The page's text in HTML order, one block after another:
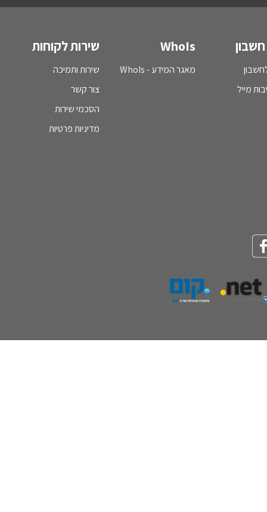
חשבון
מייל
WhoIs
מאגר המידע - WhoIs
שירות לקוחות
שירות ותמיכה
צור קשר
הסכמי שירות
מדיניות פרטיות